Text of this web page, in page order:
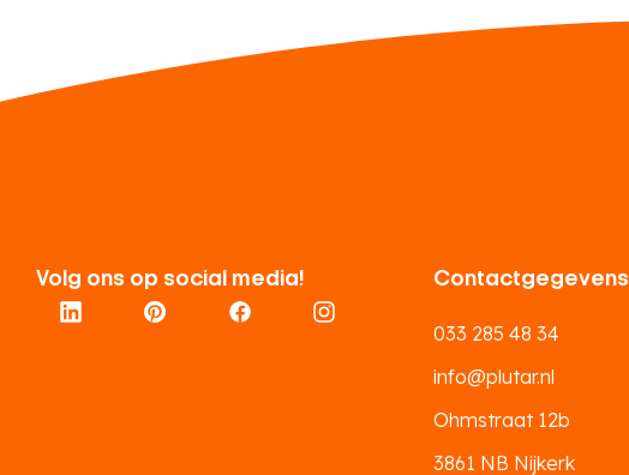
Volg ons op social media! Contactgegevens
033 285 48 34
info@plutar.nl
Ohmstraat 12b
3861 NB Nijkerk